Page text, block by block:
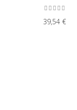
39,54 €